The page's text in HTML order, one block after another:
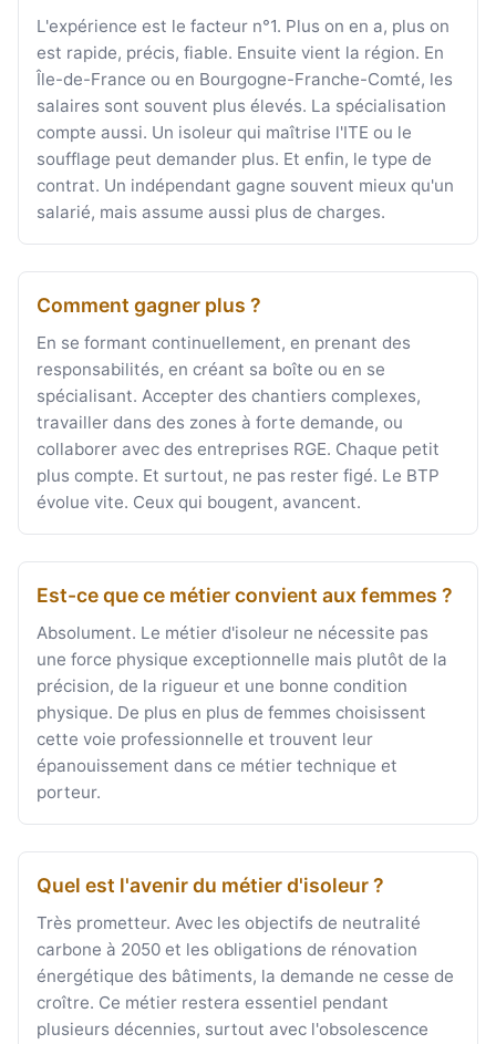
L'expérience est le facteur n°1. Plus on en a, plus on
est rapide, précis, fiable. Ensuite vient la région. En
Île-de-France ou en Bourgogne-Franche-Comté, les
salaires sont souvent plus élevés. La spécialisation
compte aussi. Un isoleur qui maîtrise l'ITE ou le
soufflage peut demander plus. Et enfin, le type de
contrat. Un indépendant gagne souvent mieux qu'un
salarié, mais assume aussi plus de charges.
Comment gagner plus ?
En se formant continuellement, en prenant des
responsabilités, en créant sa boîte ou en se
spécialisant. Accepter des chantiers complexes,
travailler dans des zones à forte demande, ou
collaborer avec des entreprises RGE. Chaque petit
plus compte. Et surtout, ne pas rester figé. Le BTP
évolue vite. Ceux qui bougent, avancent.
Est-ce que ce métier convient aux femmes ?
Absolument. Le métier d'isoleur ne nécessite pas
une force physique exceptionnelle mais plutôt de la
précision, de la rigueur et une bonne condition
physique. De plus en plus de femmes choisissent
cette voie professionnelle et trouvent leur
épanouissement dans ce métier technique et
porteur.
Quel est l'avenir du métier d'isoleur ?
Très prometteur. Avec les objectifs de neutralité
carbone à 2050 et les obligations de rénovation
énergétique des bâtiments, la demande ne cesse de
croître. Ce métier restera essentiel pendant
plusieurs décennies, surtout avec l'obsolescence